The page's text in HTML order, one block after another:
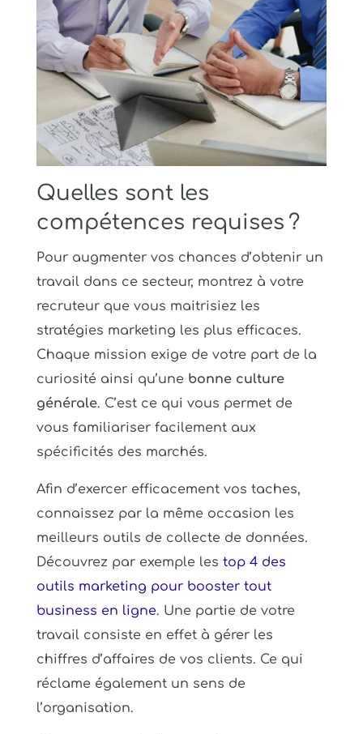
Quelles sont les
compétences requises ?
Pour augmenter vos chances d’obtenir un
travail dans ce secteur, montrez à votre
recruteur que vous maitrisiez les
stratégies marketing les plus efficaces.
Chaque mission exige de votre part de la
curiosité ainsi qu’une bonne culture
générale. C’est ce qui vous permet de
vous familiariser facilement aux
spécificités des marchés.
Afin d’exercer efficacement vos taches,
connaissez par la même occasion les
meilleurs outils de collecte de données.
Découvrez par exemple les top 4 des
outils marketing pour booster tout
business en ligne. Une partie de votre
travail consiste en effet à gérer les
chiffres d’affaires de vos clients. Ce qui
réclame également un sens de
l’organisation.